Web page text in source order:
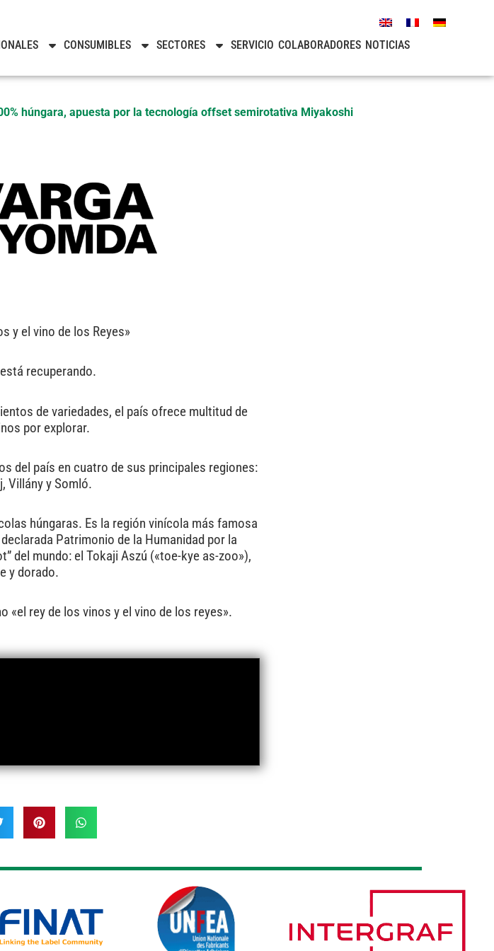
CONSUMIBLES SECTORES SERVICIO COLABORADORES NOTICIAS
húngara, apuesta por la tecnología offset semirotativa Miyakoshi
y el vino de los Reyes»
recuperando.
de variedades, el país ofrece multitud de
por explorar.
del país en cuatro de sus principales regiones:
Villány y Somló.
húngaras. Es la región vinícola más famosa
Patrimonio de la Humanidad por la
del mundo: el Tokaji Aszú («toe-kye as-zoo»),
y dorado.
«el rey de los vinos y el vino de los reyes».